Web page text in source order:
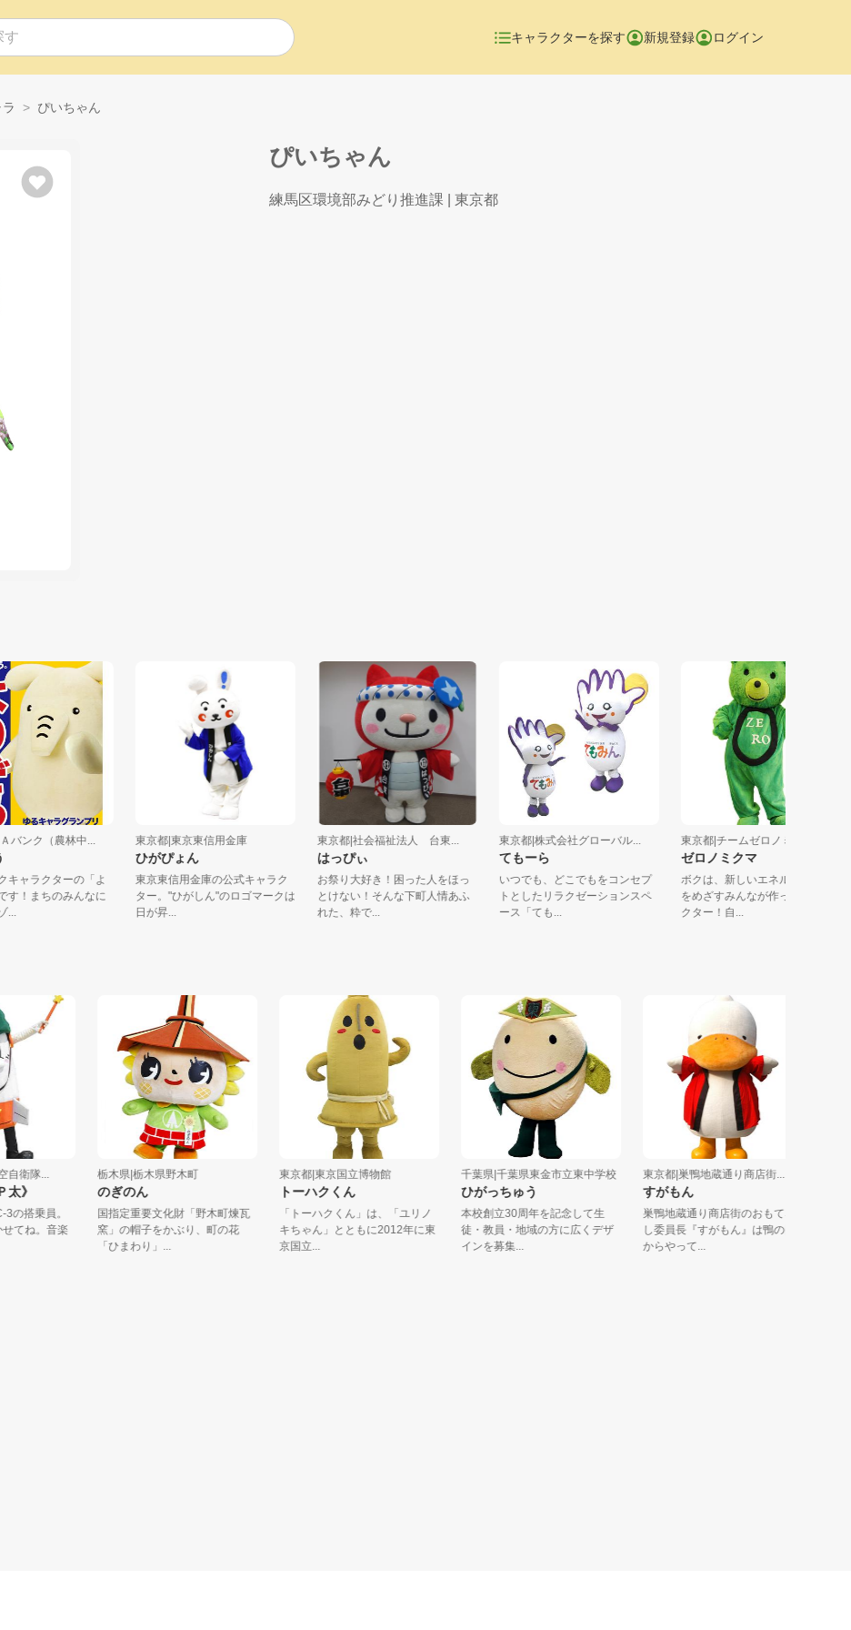
キャラクターを探す 新規登録 ログイン
ぴいちゃん
ぴいちゃん
練馬区環境部みどり推進課 | 東京都
ＪＡバンク（農林中...
クキャラクターの「よ
です！まちのみんなに
ゾ...
東京都|東京東信用金庫
ひがぴょん
東京東信用金庫の公式キャラク
ター。"ひがしん"のロゴマークは
日が昇...
東京都|社会福祉法人 台東...
はっぴぃ
お祭り大好き！困った人をほっ
とけない！そんな下町人情あふ
れた、粋で...
東京都|株式会社グローバル...
てもーら
いつでも、どこでもをコンセプ
トとしたリラクゼーションスペ
ース「ても...
東京都|チームゼロノミクマ
ゼロノミクマ
ボクは、新しいエネルギー社会
をめざすみんなが作ったキャラ
クター！自...
衛隊...
》
搭乗員。
ね。音楽
栃木県|栃木県野木町
のぎのん
国指定重要文化財「野木町煉瓦
窯」の帽子をかぶり、町の花
「ひまわり」...
東京都|東京国立博物館
トーハクくん
「トーハクくん」は、「ユリノ
キちゃん」とともに2012年に東
京国立...
千葉県|千葉県東金市立東中学校
ひがっちゅう
本校創立30周年を記念して生
徒・教員・地域の方に広くデザ
インを募集...
東京都|巣鴨地蔵通り商店街...
すがもん
巣鴨地蔵通り商店街のおもてな
し委員長『すがもん』は鴨の国
からやって...